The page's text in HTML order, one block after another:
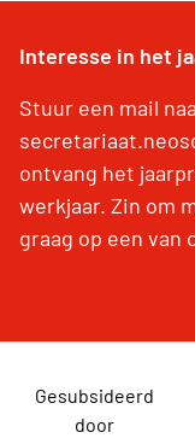
Interesse in het
Stuur een mail
ontvang het
werkjaar. Zin om
graag op een
Gesubsideerd
door